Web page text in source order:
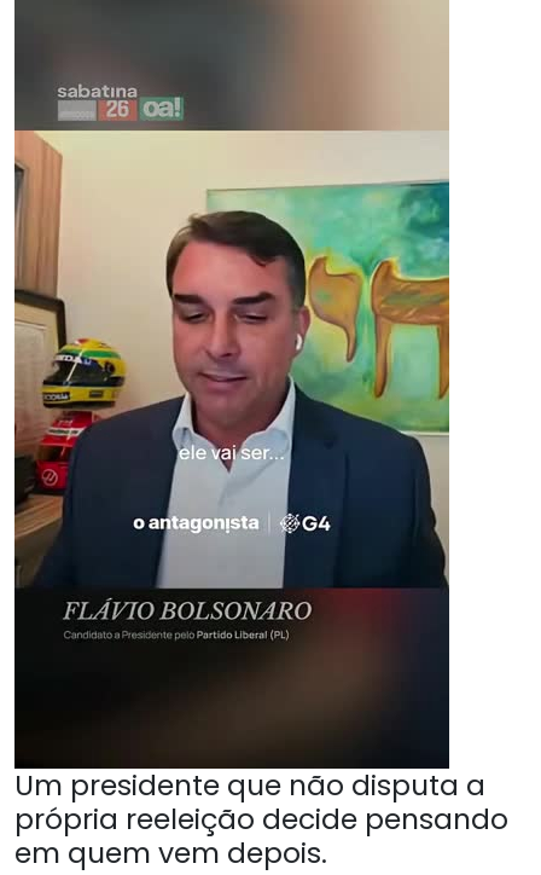
Um presidente que não disputa a
própria reeleição decide pensando
em quem vem depois.